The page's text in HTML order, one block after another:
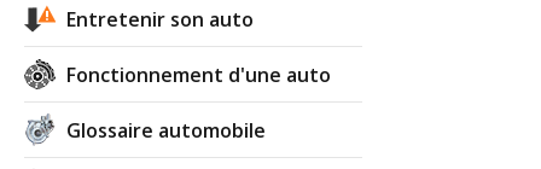
Entretenir son auto
Fonctionnement d'une auto
Glossaire automobile